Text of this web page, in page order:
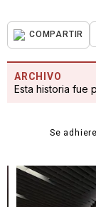
COMPARTIR
ARCHIVO
Esta historia fue
Se